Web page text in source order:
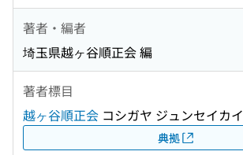
著者・編者
埼玉県越ヶ谷順正会 編
著者標目
越ヶ谷順正会 コシガヤ ジュンセイカイ
典拠